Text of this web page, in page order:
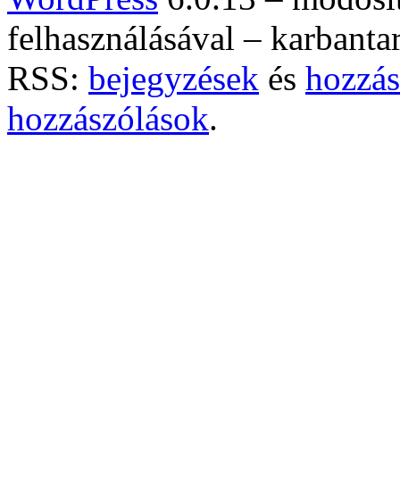
felhasználásával –
RSS: bejegyzések és
hozzászólások.